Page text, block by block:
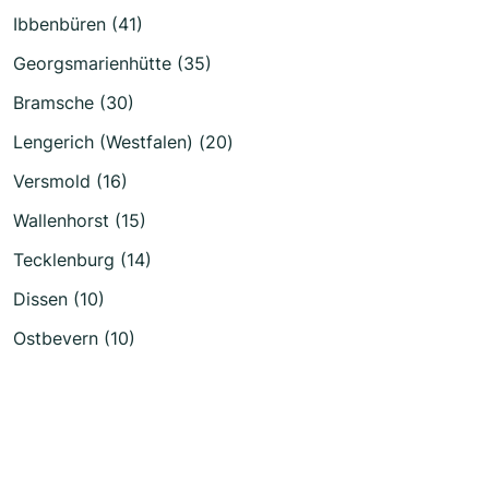
Ibbenbüren (41)
Georgsmarienhütte (35)
Bramsche (30)
Lengerich (Westfalen) (20)
Versmold (16)
Wallenhorst (15)
Tecklenburg (14)
Dissen (10)
Ostbevern (10)